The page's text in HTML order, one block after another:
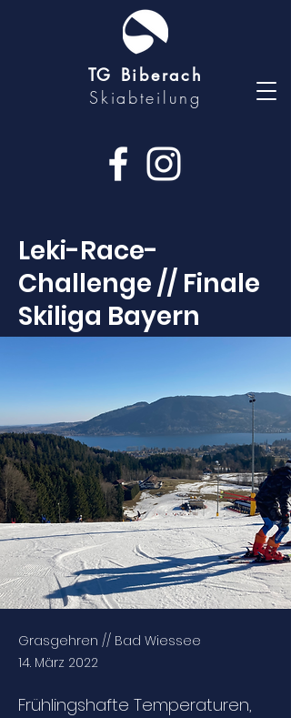
TG Biberach
Skiabteilung
Leki-Race-
Challenge // Finale
Skiliga Bayern
Grasgehren // Bad Wiessee
14. März 2022
Frühlingshafte Temperaturen,